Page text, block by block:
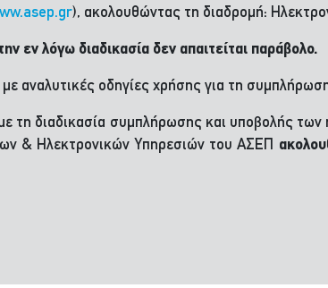
), ακολουθώντας τη διαδρομή:
εν λόγω διαδικασία δεν απαιτείται παράβολο.
με αναλυτικές οδηγίες χρήσης για τη
τη διαδικασία συμπλήρωσης και υποβολής
& Ηλεκτρονικών Υπηρεσιών του ΑΣΕΠ